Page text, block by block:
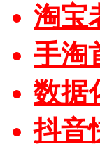
淘宝
手淘
数据
抖音